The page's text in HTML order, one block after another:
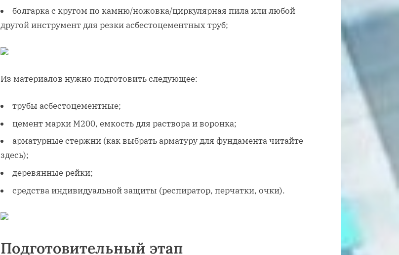
болгарка с кругом по камню/ножовка/циркулярная пила или любой
другой инструмент для резки асбестоцементных труб;
Из материалов нужно подготовить следующее:
трубы асбестоцементные;
цемент марки М200, емкость для раствора и воронка;
арматурные стержни (как выбрать арматуру для фундамента читайте
здесь);
деревянные рейки;
средства индивидуальной защиты (респиратор, перчатки, очки).
Подготовительный этап